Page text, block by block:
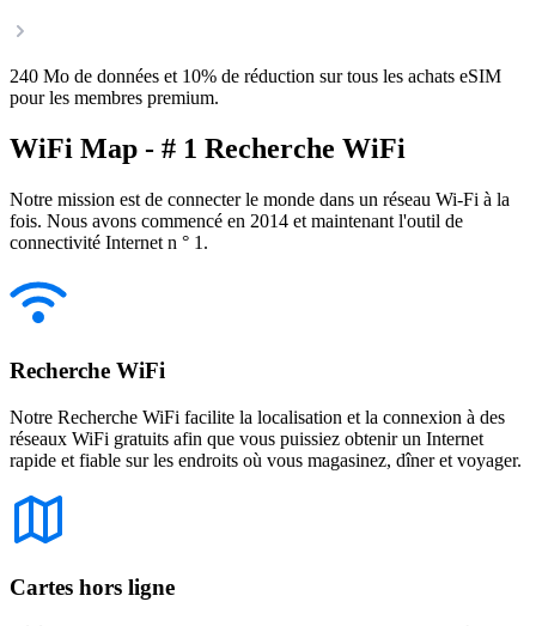
240 Mo de données et 10% de réduction sur tous les achats eSIM
pour les membres premium.
WiFi Map - # 1 Recherche WiFi
Notre mission est de connecter le monde dans un réseau Wi-Fi à la
fois. Nous avons commencé en 2014 et maintenant l'outil de
connectivité Internet n ° 1.
Recherche WiFi
Notre Recherche WiFi facilite la localisation et la connexion à des
réseaux WiFi gratuits afin que vous puissiez obtenir un Internet
rapide et fiable sur les endroits où vous magasinez, dîner et voyager.
Cartes hors ligne